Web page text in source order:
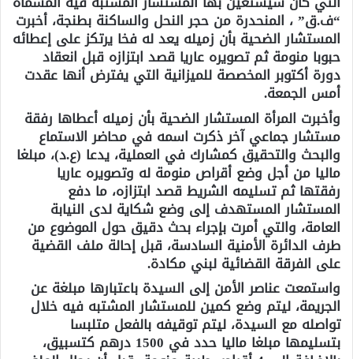
“ف.ق” ، المنحدرة من حجر النحل والساكنة بطنجة، أخبرت
المستشار الضحية بأن زميله يعد له فخا يرتكز على إعطائه
حبوبا منومة ثم تصويره عاريا قصد ابتزازه قبل انعقاد
دورة أكتوبر المخصصة للميزانية التي يفترض أنها عقدت
أمس الجمعة.
وأخبرت المرأة المستشار الضحية بأن زميله أعطاها رفقة
مستشار جماعي آخر ذكرت اسمه في محاضر الاستماع
والبحث والتحقيق كمشارك في العملية، يدعا (ع.د)، مبلغا
ماليا من أجل وضع أقراص منومة له وتصويره عاريا
رفقتها ثم تسليمه الشريط قصد ابتزازه، ما دفع
المستشار المستهدف إلى وضع شكاية لدى النيابة
العامة، والتي أمرت بإجراء بحث دقيق حول الموضوع من
طرف الدائرة الأمنية السادسة، قبل إحالة ملف القضية
على الفرقة القضائية لبني مكادة.
واستمعت عناصر الأمن إلى السيدة باعتبارها مبلغة عن
الجريمة، ليتم وضع كمين للمستشار المشتبه فيه خلال
تواصله مع السيدة، ليتم توقيفه بالفعل متلبسا
بتسليمها مبلغا ماليا حدد في 1500 درهم كتسبيق،